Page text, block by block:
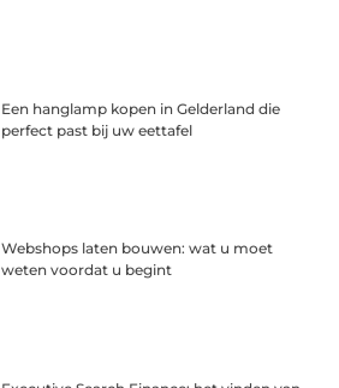
Een hanglamp kopen in Gelderland die
perfect past bij uw eettafel
Webshops laten bouwen: wat u moet
weten voordat u begint